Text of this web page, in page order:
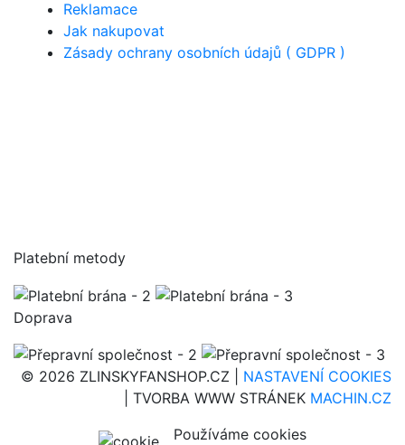
Reklamace
Jak nakupovat
Zásady ochrany osobních údajů ( GDPR )
Platební metody
Doprava
© 2026 ZLINSKYFANSHOP.CZ | NASTAVENÍ COOKIES
| TVORBA WWW STRÁNEK MACHIN.CZ
Používáme cookies